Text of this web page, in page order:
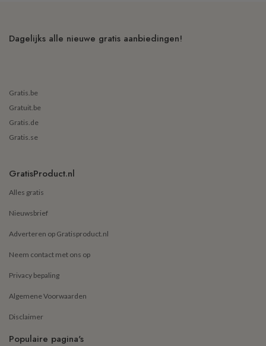
Dagelijks alle nieuwe gratis aanbiedingen!
Gratis.be
Gratuit.be
Gratis.de
Gratis.se
GratisProduct.nl
Alles gratis
Nieuwsbrief
Adverteren op Gratisproduct.nl
Neem contact met ons op
Privacy bepaling
Algemene Voorwaarden
Disclaimer
Populaire pagina's